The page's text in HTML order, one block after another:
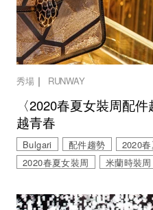
秀場 ｜ RUNWAY
〈2020春夏女裝周配
越青春
Bulgari 配件趨勢 2020
2020春夏女裝周
米蘭時裝周